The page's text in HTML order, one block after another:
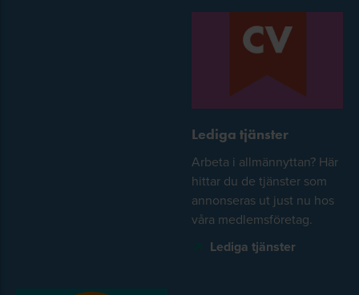
Lediga tjänster
Arbeta i allmännyttan? Här
hittar du de tjänster som
annonseras ut just nu hos
våra medlemsföretag.
Lediga tjänster